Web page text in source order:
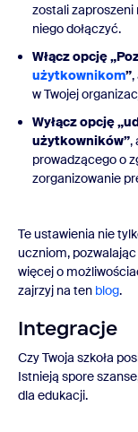
zostali zaproszeni
niego dołączyć.
Włącz opcję
użytkownikom”,
w Twojej
Wyłącz opcję
użytkowników”,
prowadzącego o
zorganizowanie
Te ustawienia nie
uczniom,
więcej o
zajrzyj na ten blog.
Integracje
Czy Twoja szkoła
Istnieją spore
dla edukacji.